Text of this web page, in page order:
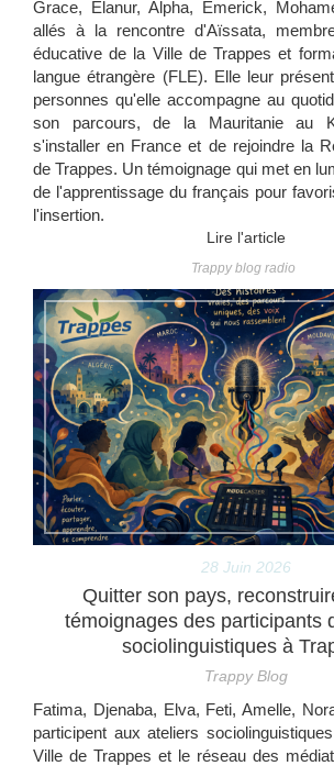
Grace, Elanur, Alpha, Emerick,
allés à la rencontre d'Aïssata,
éducative de la Ville de Trappes et
langue étrangère (FLE). Elle leur
personnes qu'elle accompagne au
son parcours, de la Mauritanie au
s'installer en France et de rejoindre la
de Trappes. Un témoignage qui met en
de l'apprentissage du français pour
l'insertion.
Lire l'article
Trappy blog radio
28 Juin 2026
Quitter son pays,
témoignages des participants
sociolinguistiques à
Trappy Blog
Fatima, Djenaba, Elva, Feti, Amelle,
participent aux ateliers
Ville de Trappes et le réseau des